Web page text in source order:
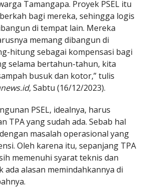
Tamangapa. Proyek PSEL itu
bagi mereka, sehingga logis
di tempat lain. Mereka
memang dibangun di
hitung sebagai kompensasi bagi
selama bertahun-tahun, kita
busuk dan kotor,” tulis
, Sabtu (16/12/2023).
PSEL, idealnya, harus
TPA yang sudah ada. Sebab hal
masalah operasional yang
Oleh karena itu, sepanjang TPA
memenuhi syarat teknis dan
ada alasan memindahkannya di